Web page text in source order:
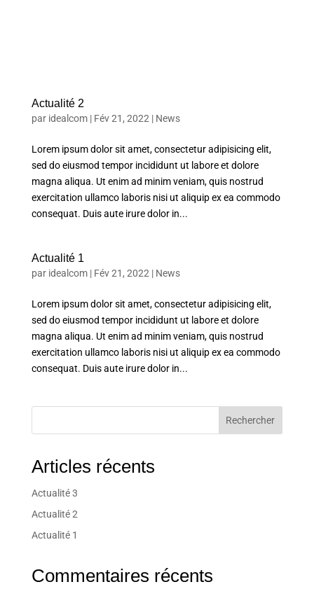
Actualité 2
par idealcom| Fév 21, 2022 | News
Lorem ipsum dolor sit amet, consectetur adipisicing elit,
sed do eiusmod tempor incididunt ut labore et dolore
magna aliqua. Ut enim ad minim veniam, quis nostrud
exercitation ullamco laboris nisi ut aliquip ex ea commodo
consequat. Duis aute irure dolor in...
Actualité 1
par idealcom| Fév 21, 2022 | News
Lorem ipsum dolor sit amet, consectetur adipisicing elit,
sed do eiusmod tempor incididunt ut labore et dolore
magna aliqua. Ut enim ad minim veniam, quis nostrud
exercitation ullamco laboris nisi ut aliquip ex ea commodo
consequat. Duis aute irure dolor in...
Rechercher
Articles récents
Actualité 3
Actualité 2
Actualité 1
Commentaires récents